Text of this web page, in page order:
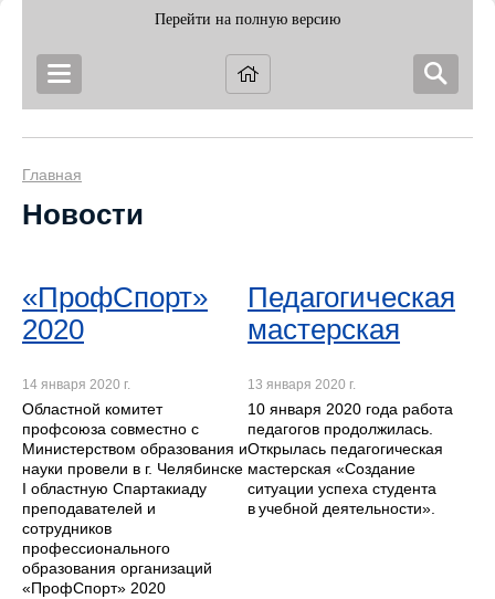
Перейти на полную версию
Главная
Новости
«ПрофСпорт»
2020
14 января 2020 г.
Областной комитет
профсоюза совместно с
Министерством образования и
науки провели в г. Челябинске
I областную Спартакиаду
преподавателей и
сотрудников
профессионального
образования организаций
«ПрофСпорт» 2020
Педагогическая
мастерская
13 января 2020 г.
10 января 2020 года работа
педагогов продолжилась.
Открылась педагогическая
мастерская «Создание
ситуации успеха студента
в учебной деятельности».